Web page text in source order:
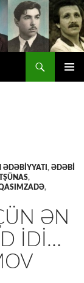
ƏDƏBIYYATI , ƏDƏBİ
,
,
ƏN
IDI…